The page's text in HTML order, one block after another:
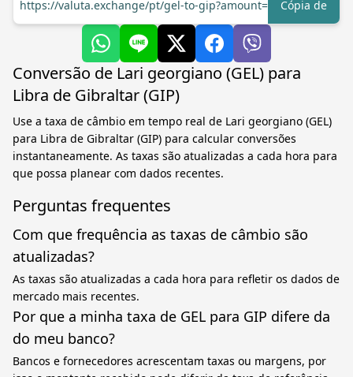
https://valuta.exchange/pt/gel-to-gip?amount=1
Cópia de
Conversão de Lari georgiano (GEL) para
Libra de Gibraltar (GIP)
Use a taxa de câmbio em tempo real de Lari georgiano (GEL)
para Libra de Gibraltar (GIP) para calcular conversões
instantaneamente. As taxas são atualizadas a cada hora para
que possa planear com dados recentes.
Perguntas frequentes
Com que frequência as taxas de câmbio são
atualizadas?
As taxas são atualizadas a cada hora para refletir os dados de
mercado mais recentes.
Por que a minha taxa de GEL para GIP difere da
do meu banco?
Bancos e fornecedores acrescentam taxas ou margens, por